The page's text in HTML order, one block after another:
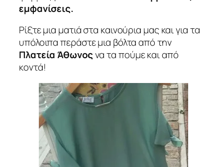
εμφανίσεις.
Ρίξτε μια ματιά στα καινούρια μας και για τα
υπόλοιπα περάστε μια βόλτα από την
Πλατεία Άθωνοςνα τα πούμε και από
κοντά!